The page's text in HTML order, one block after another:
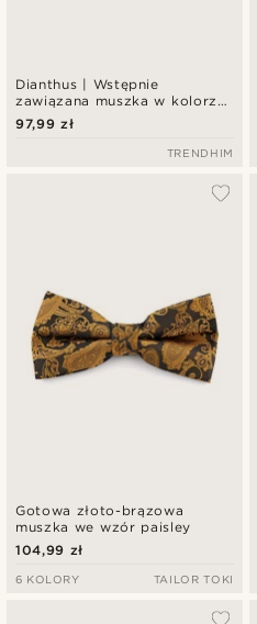
Dianthus | Wstępnie
zawiązana muszka w kolorze
spalonej czerwieni i
niebieskim w kwiaty
97,99 zł
TRENDHIM
Gotowa złoto-brązowa
muszka we wzór paisley
104,99 zł
6 KOLORY TAILOR TOKI